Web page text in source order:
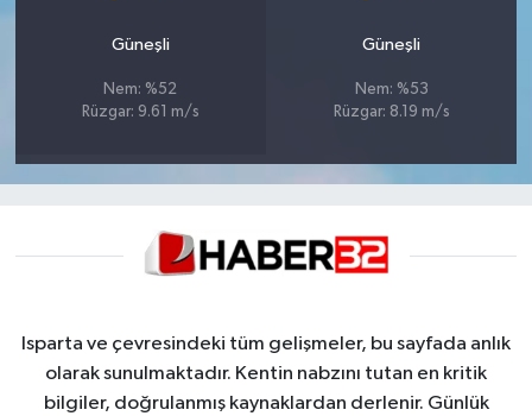
Güneşli
Nem: %52
Rüzgar: 9.61 m/s
Güneşli
Nem: %53
Rüzgar: 8.19 m/s
Isparta ve çevresindeki tüm gelişmeler, bu sayfada anlık
olarak sunulmaktadır. Kentin nabzını tutan en kritik
bilgiler, doğrulanmış kaynaklardan derlenir. Günlük